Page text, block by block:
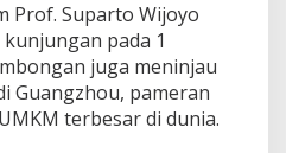
Prof. Suparto Wijoyo
pada 1
juga meninjau
Guangzhou, pameran
terbesar di dunia.